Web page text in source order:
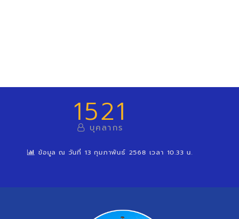
1521
บุคลากร
ข้อมูล ณ วันที่ 13 กุมภาพันธ์ 2568 เวลา 10.33 น.